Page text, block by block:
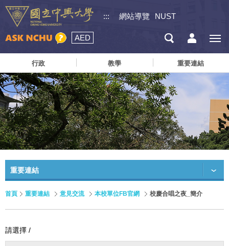
::: 網站導覽 NUST
AED
行政 教學 重要連結
重要連結
首頁 重要連結 意見交流 本校單位FB官網 校慶合唱之夜_簡介
請選擇 /